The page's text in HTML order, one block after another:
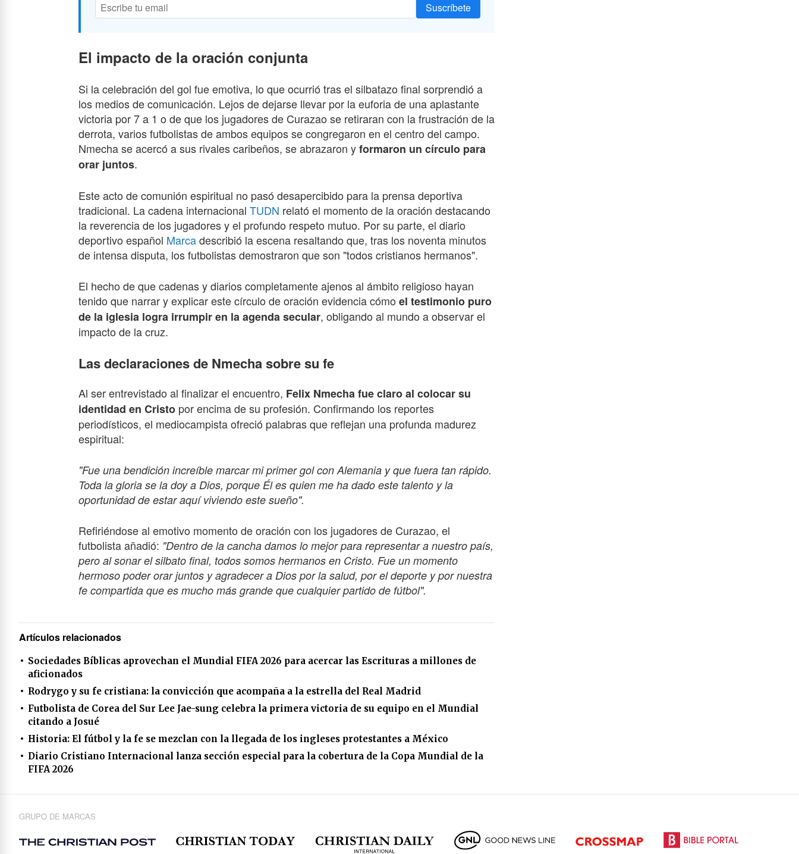
Suscríbete
El impacto de la oración conjunta
Si la celebración del gol fue emotiva, lo que ocurrió tras el silbatazo final sorprendió a
los medios de comunicación. Lejos de dejarse llevar por la euforia de una aplastante
victoria por 7 a 1 o de que los jugadores de Curazao se retiraran con la frustración de la
derrota, varios futbolistas de ambos equipos se congregaron en el centro del campo.
Nmecha se acercó a sus rivales caribeños, se abrazaron yformaron un círculo para
orar juntos.
Este acto de comunión espiritual no pasó desapercibido para la prensa deportiva
tradicional. La cadena internacional TUDN relató el momento de la oración destacando
la reverencia de los jugadores y el profundo respeto mutuo. Por su parte, el diario
deportivo español Marcadescribió la escena resaltando que, tras los noventa minutos
de intensa disputa, los futbolistas demostraron que son "todos cristianos hermanos".
El hecho de que cadenas y diarios completamente ajenos al ámbito religioso hayan
tenido que narrar y explicar este círculo de oración evidencia cómo el testimonio puro
de la iglesia logra irrumpir en la agenda secular, obligando al mundo a observar el
impacto de la cruz.
Las declaraciones de Nmecha sobre su fe
Al ser entrevistado al finalizar el encuentro, Felix Nmecha fue claro al colocar su
identidad en Cristo por encima de su profesión. Confirmando los reportes
periodísticos, el mediocampista ofreció palabras que reflejan una profunda madurez
espiritual:
"Fue una bendición increíble marcar mi primer gol con Alemania y que fuera tan rápido.
Toda la gloria se la doy a Dios, porque Él es quien me ha dado este talento y la
oportunidad de estar aquí viviendo este sueño".
Refiriéndose al emotivo momento de oración con los jugadores de Curazao, el
futbolista añadió: "Dentro de la cancha damos lo mejor para representar a nuestro país,
pero al sonar el silbato final, todos somos hermanos en Cristo. Fue un momento
hermoso poder orar juntos y agradecer a Dios por la salud, por el deporte y por nuestra
fe compartida que es mucho más grande que cualquier partido de fútbol".
Artículos relacionados
Sociedades Bíblicas aprovechan el Mundial FIFA 2026 para acercar las Escrituras a millones de
aficionados
Rodrygo y su fe cristiana: la convicción que acompaña a la estrella del Real Madrid
Futbolista de Corea del Sur Lee Jae-sung celebra la primera victoria de su equipo en el Mundial
citando a Josué
Historia: El fútbol y la fe se mezclan con la llegada de los ingleses protestantes a México
Diario Cristiano Internacional lanza sección especial para la cobertura de la Copa Mundial de la
FIFA 2026
GRUPO DE MARCAS